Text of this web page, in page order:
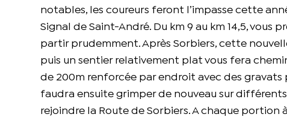
notables, les coureurs feront l’impasse cette
Signal de Saint-André. Du km 9 au km 14,5, vous
partir prudemment. Après Sorbiers, cette
puis un sentier relativement plat vous fera
de 200m renforcée par endroit avec des gravats
faudra ensuite grimper de nouveau sur
rejoindre la Route de Sorbiers. A chaque portion